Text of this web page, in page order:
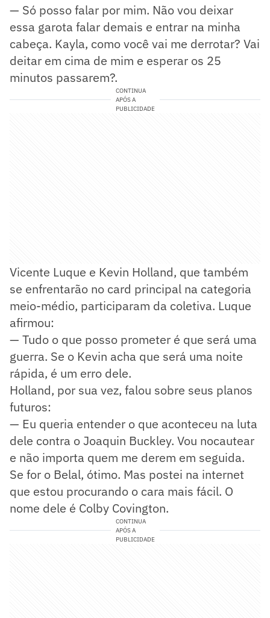
— Só posso falar por mim. Não vou deixar
essa garota falar demais e entrar na minha
cabeça. Kayla, como você vai me derrotar? Vai
deitar em cima de mim e esperar os 25
minutos passarem?.
CONTINUA
APÓS A
PUBLICIDADE
Vicente Luque e Kevin Holland, que também
se enfrentarão no card principal na categoria
meio-médio, participaram da coletiva. Luque
afirmou:
— Tudo o que posso prometer é que será uma
guerra. Se o Kevin acha que será uma noite
rápida, é um erro dele.
Holland, por sua vez, falou sobre seus planos
futuros:
— Eu queria entender o que aconteceu na luta
dele contra o Joaquin Buckley. Vou nocautear
e não importa quem me derem em seguida.
Se for o Belal, ótimo. Mas postei na internet
que estou procurando o cara mais fácil. O
nome dele é Colby Covington.
CONTINUA
APÓS A
PUBLICIDADE